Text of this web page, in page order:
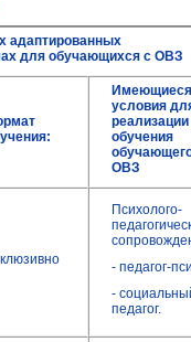
адаптированных
для обучающихся с ОВЗ
Имеющиеся
условия
реализации
обучения
ОВЗ
Психолого-
- педагог-
-
педагог.